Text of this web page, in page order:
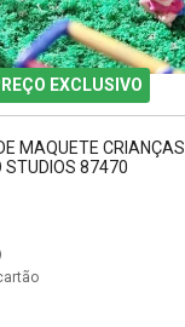
EXCLUSIVO
MAQUETE CRIANÇAS
STUDIOS 87470